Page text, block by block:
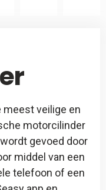
meest veilige en
motorcilinder
gevoed door
middel van een
telefoon of een